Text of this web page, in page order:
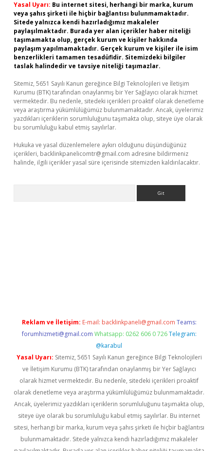
Yasal Uyarı: Bu internet sitesi, herhangi bir marka, kurum
veya şahıs şirketi ile hiçbir bağlantısı bulunmamaktadır.
Sitede yalnızca kendi hazırladığımız makaleler
paylaşılmaktadır. Burada yer alan içerikler haber niteliği
taşımamakta olup, gerçek kurum ve kişiler hakkında
paylaşım yapılmamaktadır. Gerçek kurum ve kişiler ile isim
benzerlikleri tamamen tesadüfidir. Sitemizdeki bilgiler
taslak halindedir ve tavsiye niteliği taşımazlar.
Sitemiz, 5651 Sayılı Kanun gereğince Bilgi Teknolojileri ve İletişim
Kurumu (BTK) tarafından onaylanmış bir Yer Sağlayıcı olarak hizmet
vermektedir. Bu nedenle, sitedeki içerikleri proaktif olarak denetleme
veya araştırma yükümlülüğümüz bulunmamaktadır. Ancak, üyelerimiz
yazdıkları içeriklerin sorumluluğunu taşımakta olup, siteye üye olarak
bu sorumluluğu kabul etmiş sayılırlar.
Hukuka ve yasal düzenlemelere aykırı olduğunu düşündüğünüz
içerikleri, backlinkpanelicomtr@gmail.com adresine bildirmeniz
halinde, ilgili içerikler yasal süre içerisinde sitemizden kaldırılacaktır.
Reklam ve İletişim: E-mail: backlinkpaneli@gmail.com Teams:
forumhizmeti@gmail.com Whatsapp: 0262 606 0 726 Telegram:
@karabul
Yasal Uyarı: Sitemiz, 5651 Sayılı Kanun gereğince Bilgi Teknolojileri
ve İletişim Kurumu (BTK) tarafından onaylanmış bir Yer Sağlayıcı
olarak hizmet vermektedir. Bu nedenle, sitedeki içerikleri proaktif
olarak denetleme veya araştırma yükümlülüğümüz bulunmamaktadır.
Ancak, üyelerimiz yazdıkları içeriklerin sorumluluğunu taşımakta olup,
siteye üye olarak bu sorumluluğu kabul etmiş sayılırlar. Bu internet
sitesi, herhangi bir marka, kurum veya şahıs şirketi ile hiçbir bağlantısı
bulunmamaktadır. Sitede yalnızca kendi hazırladığımız makaleler